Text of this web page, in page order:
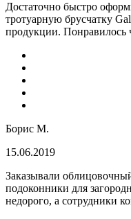
Достаточно быстро
тротуарную брусчатку
продукции. Понравилось
Борис М.
15.06.2019
Заказывали
подоконники для
недорого, а сотрудники